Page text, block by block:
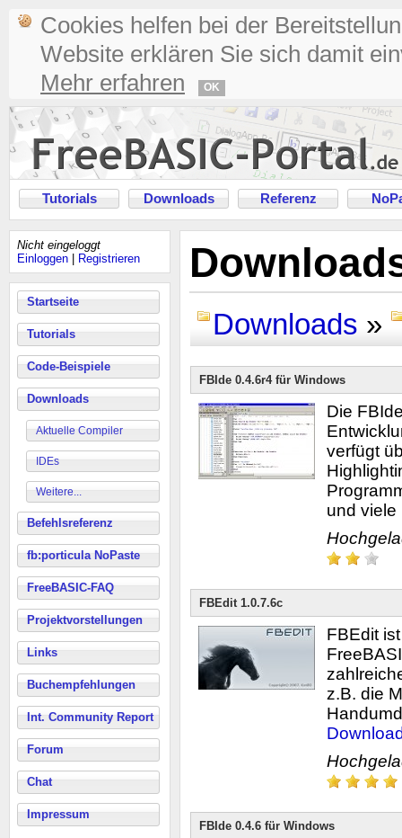
Cookies helfen bei der
Website erklären Sie sich damit
Mehr erfahren
OK
Tutorials Downloads Referenz
Nicht eingeloggt
Einloggen
Registrieren
Startseite
Tutorials
Code-Beispiele
Downloads
Aktuelle Compiler
IDEs
Weitere...
Befehlsreferenz
fb:porticula NoPaste
FreeBASIC-FAQ
Projektvorstellungen
Links
Buchempfehlungen
Int. Community Report
Forum
Chat
Impressum
Downloads »
FBIde 0.4.6r4 für Windows
Die
verfügt
und viele
FBEdit 1.0.7.6c
FBEdit
z.B. die
FBIde 0.4.6 für Windows